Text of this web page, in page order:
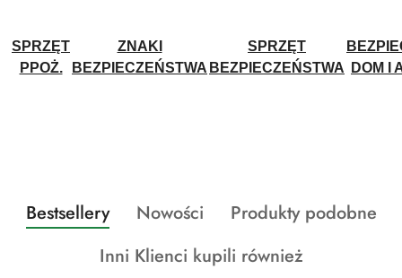
SPRZĘT
PPOŻ.
ZNAKI
BEZPIECZEŃSTWA
SPRZĘT
BEZPIECZEŃSTWA
DOM I
Pomiń karuzelę produktów
Produkty
o
Bestsellery
Produkty
statusie:
Nowości
Produkty
statusie:
Produkty podobne
Produkty
Inni Klienci kupili również